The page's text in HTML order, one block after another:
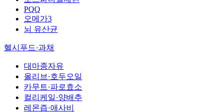
PQQ
오메가3
뇌 유산균
헬시푸드·과채
대마종자유
올리브·호두오일
카무트·파로효소
컬리케일·양배추
레몬즙·애사비